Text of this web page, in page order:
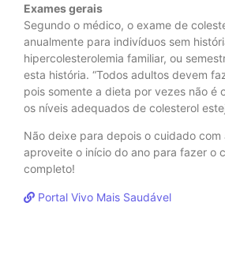
Exames gerais
Segundo o médico, o exame de
anualmente para indivíduos sem
hipercolesterolemia familiar, ou
esta história. “Todos adultos devem
pois somente a dieta por vezes não é
os níveis adequados de colesterol
Não deixe para depois o cuidado com
aproveite o início do ano para fazer o
completo!
Portal Vivo Mais Saudável